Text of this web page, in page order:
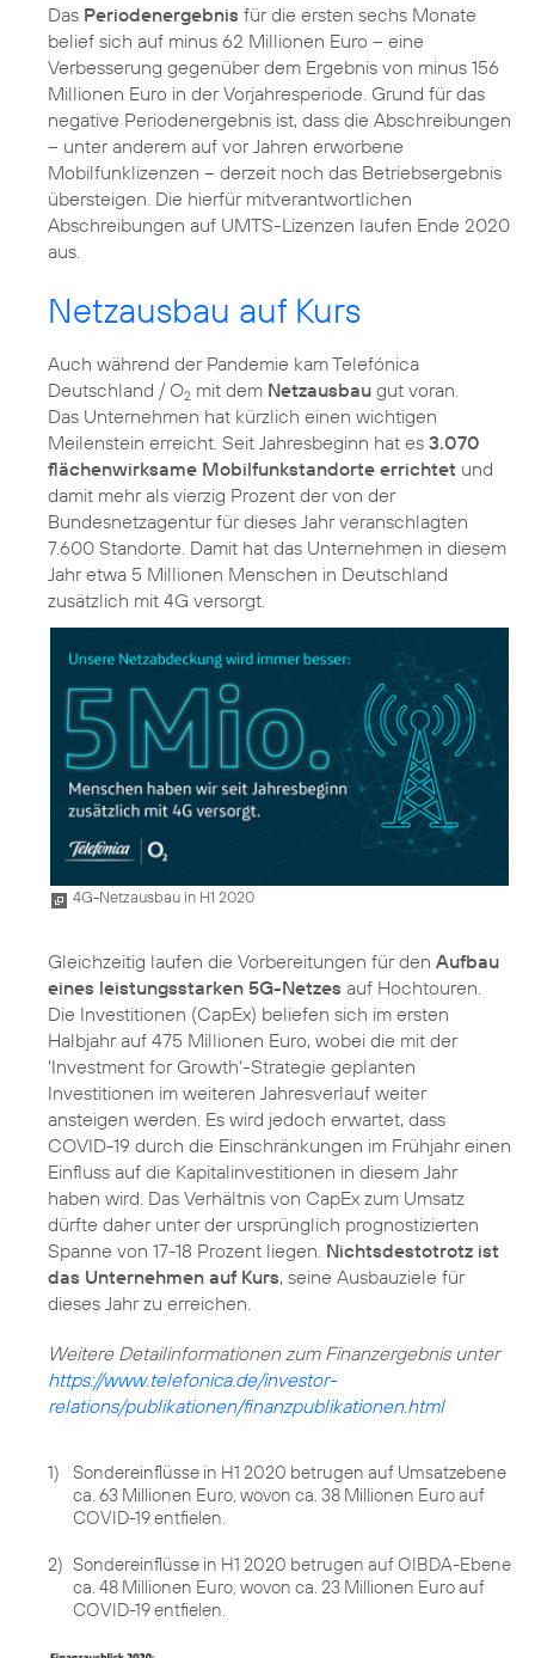
Das Periodenergebnis für die ersten sechs Monate
belief sich auf minus 62 Millionen Euro – eine
Verbesserung gegenüber dem Ergebnis von minus 156
Millionen Euro in der Vorjahresperiode. Grund für das
negative Periodenergebnis ist, dass die Abschreibungen
– unter anderem auf vor Jahren erworbene
Mobilfunklizenzen – derzeit noch das Betriebsergebnis
übersteigen. Die hierfür mitverantwortlichen
Abschreibungen auf UMTS-Lizenzen laufen Ende 2020
aus.
Netzausbau auf Kurs
Auch während der Pandemie kam Telefónica
Deutschland / O2 mit dem Netzausbau gut voran.
Das Unternehmen hat kürzlich einen wichtigen
Meilenstein erreicht. Seit Jahresbeginn hat es 3.070
flächenwirksame Mobilfunkstandorte errichtet und
damit mehr als vierzig Prozent der von der
Bundesnetzagentur für dieses Jahr veranschlagten
7.600 Standorte. Damit hat das Unternehmen in diesem
Jahr etwa 5 Millionen Menschen in Deutschland
zusätzlich mit 4G versorgt.
4G-Netzausbau in H1 2020
Gleichzeitig laufen die Vorbereitungen für den Aufbau
eines leistungsstarken 5G-Netzes auf Hochtouren.
Die Investitionen (CapEx) beliefen sich im ersten
Halbjahr auf 475 Millionen Euro, wobei die mit der
‘Investment for Growth‘-Strategie geplanten
Investitionen im weiteren Jahresverlauf weiter
ansteigen werden. Es wird jedoch erwartet, dass
COVID-19 durch die Einschränkungen im Frühjahr einen
Einfluss auf die Kapitalinvestitionen in diesem Jahr
haben wird. Das Verhältnis von CapEx zum Umsatz
dürfte daher unter der ursprünglich prognostizierten
Spanne von 17-18 Prozent liegen. Nichtsdestotrotz ist
das Unternehmen auf Kurs, seine Ausbauziele für
dieses Jahr zu erreichen.
https://www.telefonica.de/investor-
relations/publikationen/finanzpublikationen.html
1)
Sondereinflüsse in H1 2020 betrugen auf Umsatzebene
ca. 63 Millionen Euro, wovon ca. 38 Millionen Euro auf
COVID-19 entfielen.
2) Sondereinflüsse in H1 2020 betrugen auf OIBDA-Ebene
ca. 48 Millionen Euro, wovon ca. 23 Millionen Euro auf
COVID-19 entfielen.